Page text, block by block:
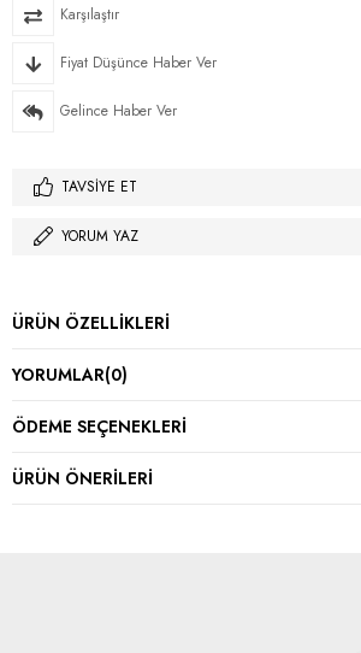
Karşılaştır
Fiyat Düşünce Haber Ver
Gelince Haber Ver
TAVSIYE ET
YORUM YAZ
ÜRÜN ÖZELLIKLERI
YORUMLAR(0)
ÖDEME SEÇENEKLERI
ÜRÜN ÖNERILERI